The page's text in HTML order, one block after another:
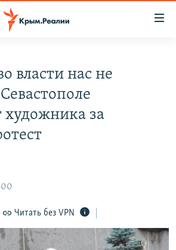
КРЫМА
власти нас не
художника за
Читать без VPN